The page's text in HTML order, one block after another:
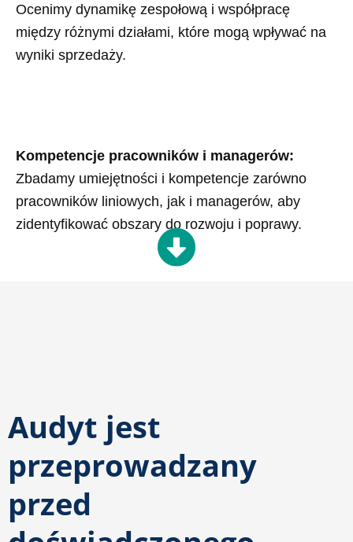
Ocenimy dynamikę zespołową i współpracę
między różnymi działami, które mogą wpływać na
wyniki sprzedaży.
Kompetencje pracowników i managerów:
Zbadamy umiejętności i kompetencje zarówno
pracowników liniowych, jak i managerów, aby
zidentyfikować obszary do rozwoju i poprawy.
Audyt jest
przeprowadzany
przed